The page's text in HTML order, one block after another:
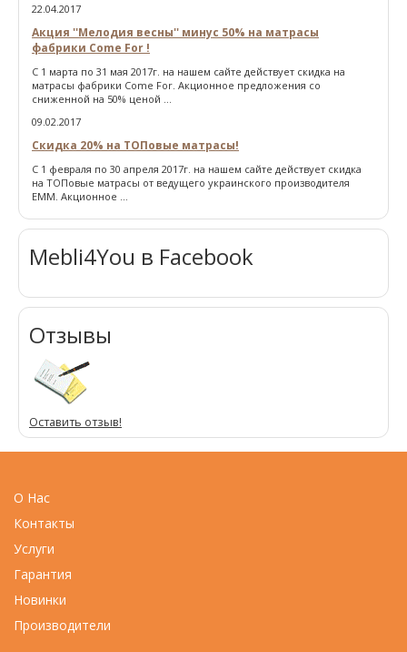
22.04.2017
Акция ''Мелодия весны'' минус 50% на матрасы
фабрики Come For !
С 1 марта по 31 мая 2017г. на нашем сайте действует скидка на
матрасы фабрики Come For. Акционное предложения со
сниженной на 50% ценой ...
09.02.2017
Скидка 20% на ТОПовые матрасы!
С 1 февраля по 30 апреля 2017г. на нашем сайте действует скидка
на ТОПовые матрасы от ведущего украинского производителя
ЕММ. Акционное ...
Mebli4You в Facebook
Отзывы
Оставить отзыв!
О Нас
Контакты
Услуги
Гарантия
Новинки
Производители